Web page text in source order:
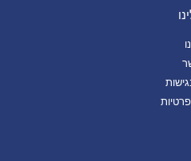
פרטיות